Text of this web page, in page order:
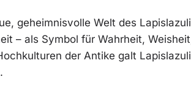
geheimnisvolle Welt des
– als Symbol für Wahrheit,
der Antike galt